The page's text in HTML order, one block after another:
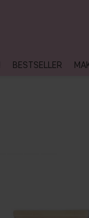
BESTSELLER